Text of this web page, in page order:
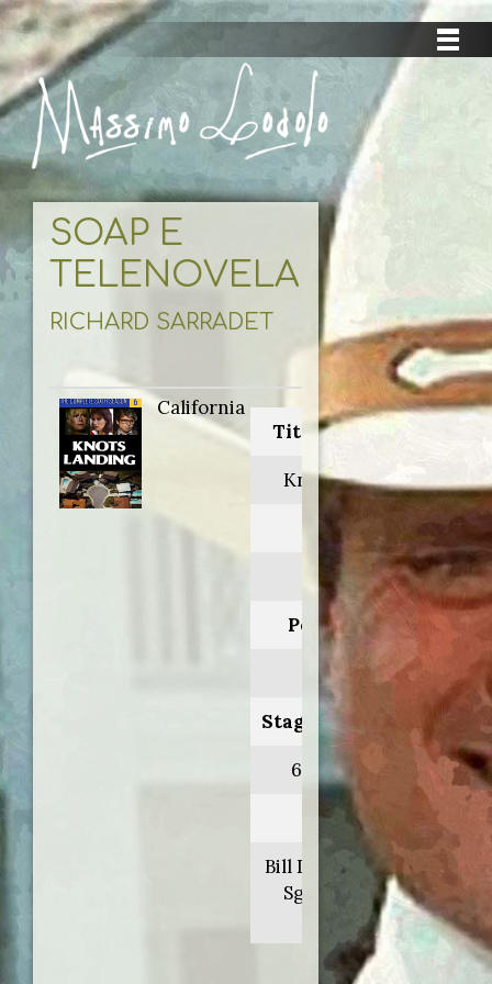
SOAP E
TELENOVELAS
RICHARD SARRADET
California
Titolo originale:
Knots Landing
Anno:
1985
Personaggio:
Nielsen
Stagione.Episodio:
6.16-19-20-21
Regia di:
Bill Duke/Nicholas
Sgarro/Ernest
Pintoff